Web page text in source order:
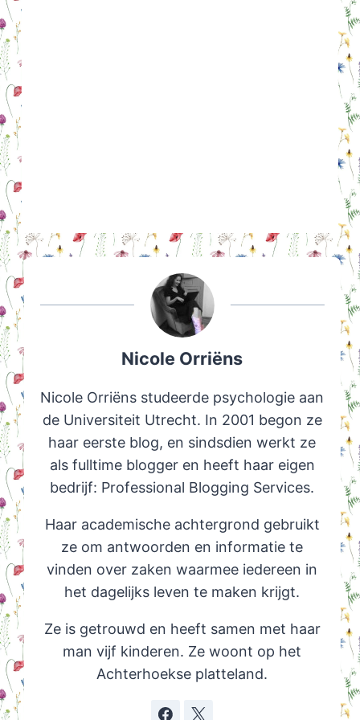
Nicole Orriëns
Nicole Orriëns studeerde psychologie aan
de Universiteit Utrecht. In 2001 begon ze
haar eerste blog, en sindsdien werkt ze
als fulltime blogger en heeft haar eigen
bedrijf: Professional Blogging Services.
Haar academische achtergrond gebruikt
ze om antwoorden en informatie te
vinden over zaken waarmee iedereen in
het dagelijks leven te maken krijgt.
Ze is getrouwd en heeft samen met haar
man vijf kinderen. Ze woont op het
Achterhoekse platteland.